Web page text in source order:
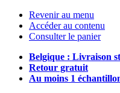
Revenir au menu
Accéder au contenu
Consulter le panier
Belgique : Livraison
Retour gratuit
Au moins 1